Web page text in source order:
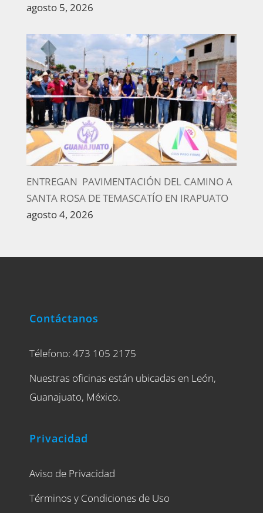
agosto 5, 2026
ENTREGAN PAVIMENTACIÓN DEL CAMINO A
SANTA ROSA DE TEMASCATÍO EN IRAPUATO
agosto 4, 2026
Contáctanos
Télefono: 473 105 2175
Nuestras oficinas están ubicadas en León,
Guanajuato, México.
Privacidad
Aviso de Privacidad
Términos y Condiciones de Uso